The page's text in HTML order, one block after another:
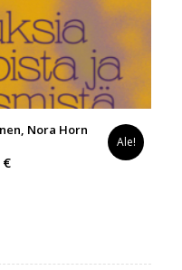
Nora Horn
€Nykyinen
Ale!